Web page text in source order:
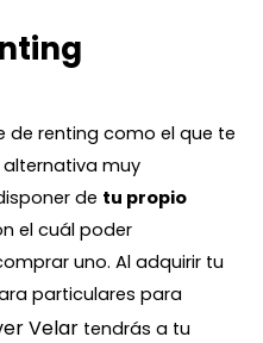
de renting como el que te
muy
de tu propio
el cuál poder
uno. Al adquirir tu
particulares para
Velar tendrás a tu